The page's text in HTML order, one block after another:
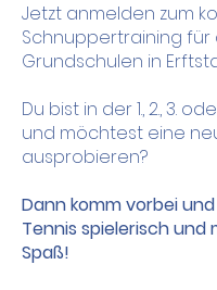
Jetzt anmelden zum
Schnuppertraining für
Grundschulen in
Du bist in der 1., 2., 3.
und möchtest eine
ausprobieren?
Dann komm vorbei
Tennis spielerisch und
Spaß!